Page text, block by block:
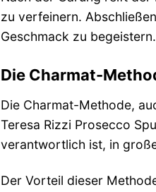
zu verfeinern.
Geschmack zu begeistern.
Die Charmat-
Die Charmat-Methode,
Teresa Rizzi Prosecco
verantwortlich ist, in
Der Vorteil dieser